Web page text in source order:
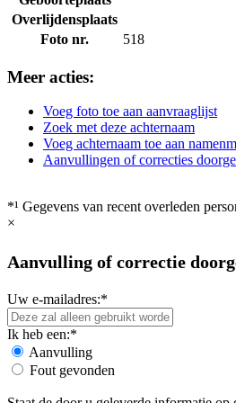
Overlijdensplaats
Foto nr.
518
Meer acties:
Voeg foto toe aan aanvraaglijst
Zoek met deze achternaam
Voeg achternaam toe aan
Aanvullingen of correcties
*¹ Gegevens van recent overleden
×
Aanvulling of correctie
Uw e-mailadres:*
Ik heb een:*
Aanvulling
Fout gevonden